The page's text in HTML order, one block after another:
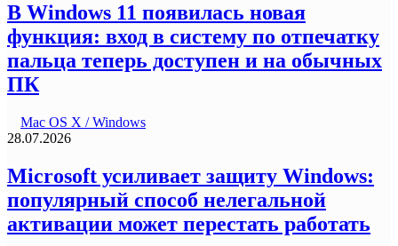
В Windows 11 появилась новая
функция: вход в систему по отпечатку
пальца теперь доступен и на обычных
ПК
Mac OS X / Windows
28.07.2026
Microsoft усиливает защиту Windows:
популярный способ нелегальной
активации может перестать работать